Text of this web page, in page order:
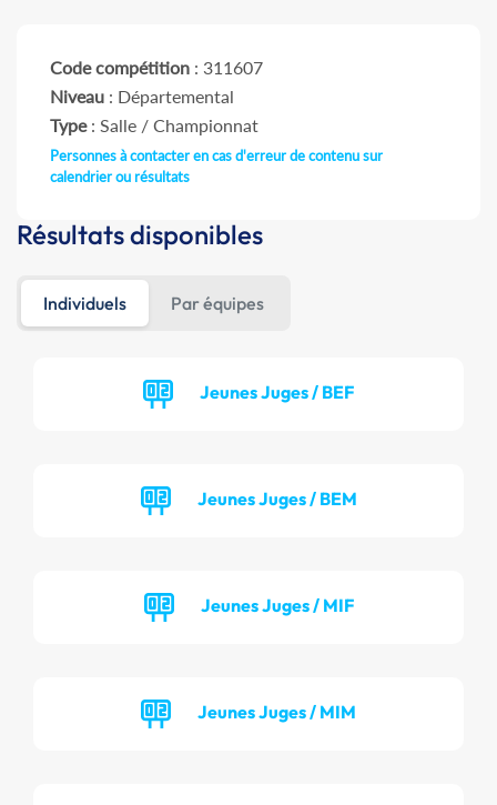
Code compétition : 311607
Niveau : Départemental
Type: Salle / Championnat
Personnes à contacter en cas d'erreur de contenu sur
calendrier ou résultats
Résultats disponibles
Individuels Par équipes
Jeunes Juges / BEF
Jeunes Juges / BEM
Jeunes Juges / MIF
Jeunes Juges / MIM